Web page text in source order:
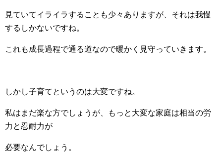
見ていてイライラすることも少々ありますが、それは我慢
するしかないですね。
これも成長過程で通る道なので暖かく見守っていきます。
しかし子育てというのは大変ですね。
私はまだ楽な方でしょうが、もっと大変な家庭は相当の労
力と忍耐力が
必要なんでしょう。